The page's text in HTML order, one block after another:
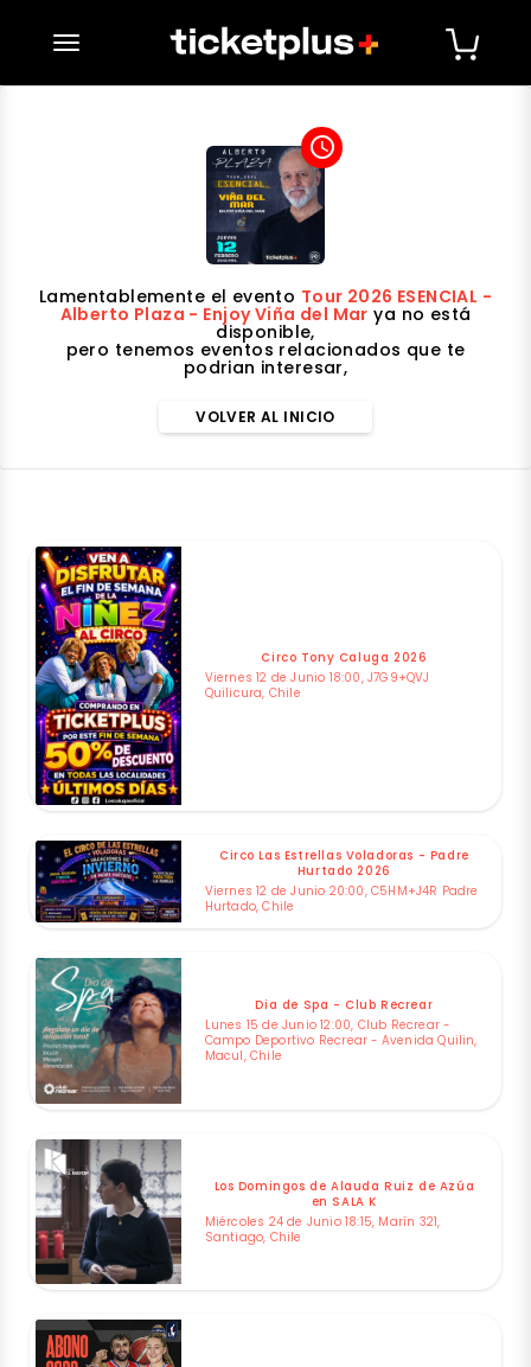
desplegar navegación
access_time
Lamentablemente el evento Tour 2026 ESENCIAL -
Alberto Plaza - Enjoy Viña del Mar ya no está
disponible,
pero tenemos eventos relacionados que te
podrian interesar,
VOLVER AL INICIO
Circo Tony Caluga 2026
Viernes 12 de Junio 18:00, J7G9+QVJ
Quilicura, Chile
Circo Las Estrellas Voladoras - Padre
Hurtado 2026
Viernes 12 de Junio 20:00, C5HM+J4R Padre
Hurtado, Chile
Dia de Spa - Club Recrear
Lunes 15 de Junio 12:00, Club Recrear -
Campo Deportivo Recrear - Avenida Quilin,
Macul, Chile
Los Domingos de Alauda Ruiz de Azúa
en SALA K
Miércoles 24 de Junio 18:15, Marín 321,
Santiago, Chile